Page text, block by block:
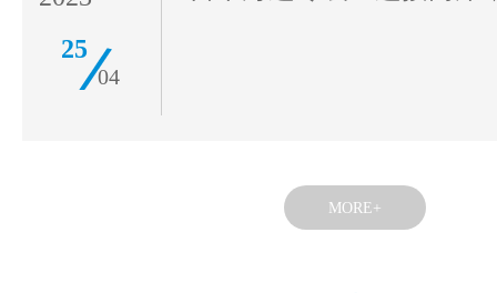
25
04
MORE+